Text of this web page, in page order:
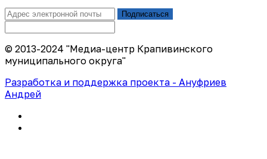
Подписаться
© 2013-2024 "Медиа-центр Крапивинского
муниципального округа"
Разработка и поддержка проекта - Ануфриев
Андрей